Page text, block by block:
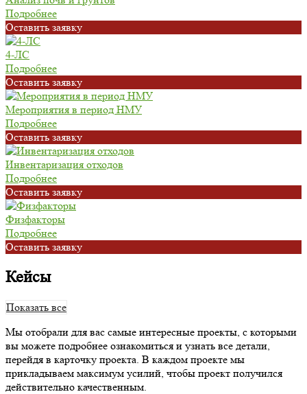
Подробнее
Oставить заявку
4-ЛС
Подробнее
Oставить заявку
Мероприятия в период НМУ
Подробнее
Oставить заявку
Инвентаризация отходов
Подробнее
Oставить заявку
Физфакторы
Подробнее
Oставить заявку
Кейсы
Показать все
Мы отобрали для вас самые интересные проекты, с которыми
вы можете подробнее ознакомиться и узнать все детали,
перейдя в карточку проекта. В каждом проекте мы
прикладываем максимум усилий, чтобы проект получился
действительно качественным.